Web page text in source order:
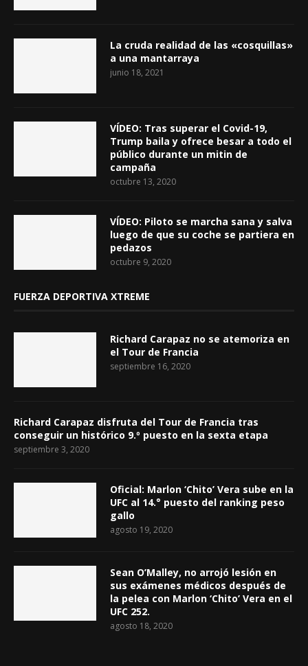
La cruda realidad de las «cosquillas»
a una mantarraya
junio 18, 2021
VÍDEO: Tras superar el Covid-19,
Trump baila y ofrece besar a todo el
público durante un mitin de
campaña
octubre 13, 2020
VÍDEO: Piloto se marcha sana y salva
luego de que su coche se partiera en
pedazos
octubre 9, 2020
FUERZA DEPORTIVA XTREME
Richard Carapaz no se atemoriza en
el Tour de Francia
septiembre 16, 2020
Richard Carapaz disfruta del Tour de Francia tras
conseguir un histórico 9.º puesto en la sexta etapa
septiembre 3, 2020
Oficial: Marlon ‘Chito’ Vera sube en la
UFC al 14.° puesto del ranking peso
gallo
agosto 19, 2020
Sean O’Malley, no arrojó lesión en
sus exámenes médicos después de
la pelea con Marlon ‘Chito’ Vera en el
UFC 252.
agosto 18, 2020